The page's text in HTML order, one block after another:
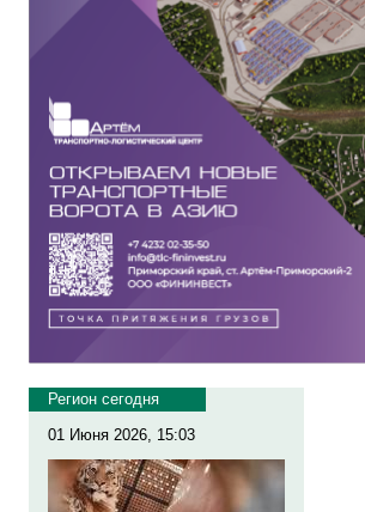
Регион сегодня
01 Июня 2026, 15:03